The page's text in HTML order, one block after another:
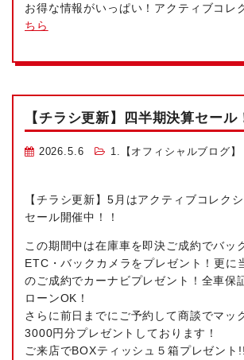
お得な情報がいっぱい！アクティブコレ
ちら
【チラシ更新】四半期決算セール
2026.5.6 1.【オフィシャルブログ】
【チラシ更新】5月はアクティブコレク
セール開催中！！
この期間中は在庫車を即決ご成約でバッ
ETC・バックカメラをプレゼント！更に
のご成約でカーナビプレゼント！全車保
ローンOK！
さらに前日までにご予約して商談でマッ
3000円分プレゼントしております！
ご来店でBOXティッシュ５箱プレゼン